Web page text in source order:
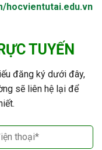
hocvientutai.edu.vn
TUYẾN
đăng ký dưới đây,
sẽ liên hệ lại để